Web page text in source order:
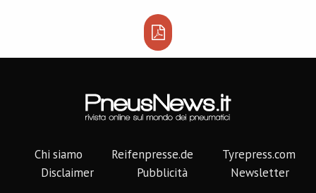
Chi siamo Reifenpresse.de
Tyrepress.com
Disclaimer
Pubblicità Newsletter